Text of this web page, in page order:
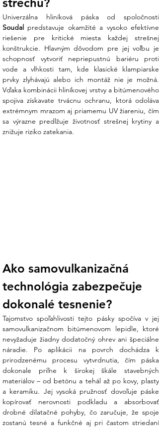
rýchle opravy trhlín v strešných krytinách
a tesnenie netesných žľabov.
Vynikajúca priľnavosť: Páska perfektne
drží na väčšine stavebných materiálov
(betón, kovy, plasty, bitumen, drevo).
Vysoká odolnosť: Hliníková fólia chráni
bitúmenové jadro pred UV žiarením,
mrazom a extrémnymi zmenami teplôt.
Jednoduchá aplikácia: Nevyžaduje
žiadne špeciálne náradie ani zahrievanie
– stačí odlepiť ochrannú fóliu a pásku
pevne pritlačiť na miesto určené na
parapetov a veránd.
Technické parametre:
Základ
Hliníková fólia s bitúmenovým
spojivom
Hrúbka
1,55 mm (pre vysokú pevnosť
spoja)
Šírka
75 mm
Dĺžka (rolka)10 m
Farba
Hnedá / Tehlová (vhodná k
pálenej škridle)
Teplotná
odolnosť
-40 °C až +80 °C
Soudal predstavuje okamžité a vysoko efektívne
riešenie pre kritické miesta každej strešnej
konštrukcie. Hlavným dôvodom pre jej voľbu je
schopnosť vytvoriť nepriepustnú bariéru proti
vode a vlhkosti tam, kde klasické klampiarske
prvky zlyhávajú alebo ich montáž nie je možná.
Vďaka kombinácii hliníkovej vrstvy a bitúmenového
spojiva získavate trvácnu ochranu, ktorá odoláva
extrémnym mrazom aj priamemu UV žiareniu, čím
sa výrazne predlžuje životnosť strešnej krytiny a
znižuje riziko zatekania.
Ako samovulkanizačná
technológia zabezpečuje
dokonalé tesnenie?
Tajomstvo spoľahlivosti tejto pásky spočíva v jej
samovulkanizačnom bitúmenovom lepidle, ktoré
nevyžaduje žiadny dodatočný ohrev ani špeciálne
náradie. Po aplikácii na povrch dochádza k
prirodzenému procesu vytvrdnutia, čím páska
dokonale priľne k širokej škále stavebných
materiálov – od betónu a tehál až po kovy, plasty
a keramiku. Jej vysoká pružnosť dovoľuje páske
kopírovať nerovnosti podkladu a absorbovať
drobné dilatačné pohyby, čo zaručuje, že spoje
zostanú tesné a funkčné aj pri častom striedaní